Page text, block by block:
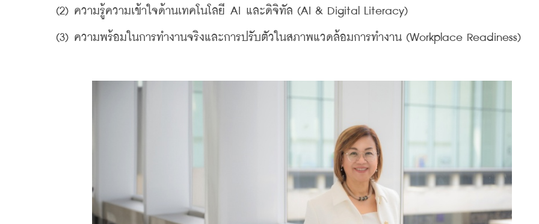
(2) ความรู้ความเข้าใจด้านเทคโนโลยี AI และดิจิทัล (AI & Digital Literacy)
(3) ความพร้อมในการทำงานจริงและการปรับตัวในสภาพแวดล้อมการทำงาน (Workplace Readiness)